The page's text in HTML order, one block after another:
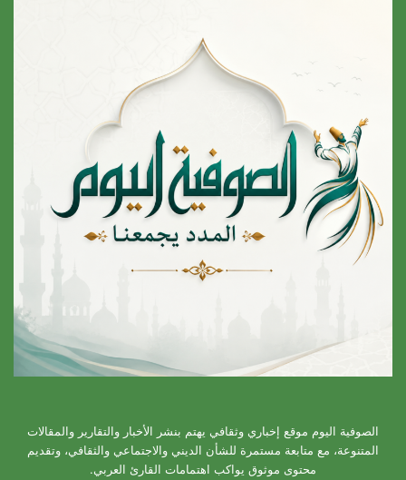
الصوفية اليوم موقع إخباري وثقافي يهتم بنشر الأخبار والتقارير والمقالات
المتنوعة، مع متابعة مستمرة للشأن الديني والاجتماعي والثقافي، وتقديم
محتوى موثوق يواكب اهتمامات القارئ العربي.